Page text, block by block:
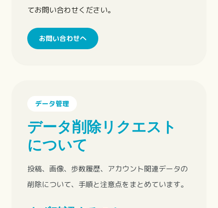
てお問い合わせください。
お問い合わせへ
データ管理
データ削除リクエスト
について
投稿、画像、歩数履歴、アカウント関連データの
削除について、手順と注意点をまとめています。